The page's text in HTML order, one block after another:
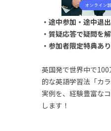
・途中参加・途中退
・質疑応答で疑問を
・参加者限定特典あり
英国発で世界中で
的な英語学習法「カ
実例を、経験豊富な
します！